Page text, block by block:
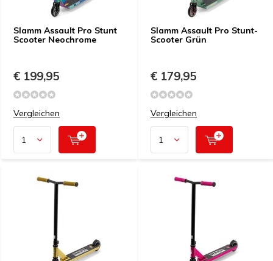
Slamm Assault Pro Stunt
Scooter Neochrome
€ 199,95
Vergleichen
Slamm Assault Pro Stunt-
Scooter Grün
€ 179,95
Vergleichen